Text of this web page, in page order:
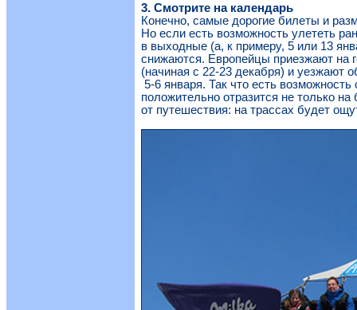
3. Смотрите на календарь
Конечно, самые дорогие билеты и
Но если есть возможность улететь
в выходные (а, к примеру, 5 или 13
снижаются. Европейцы приезжают на
(начиная с 22-23 декабря) и уезжают
5-6 января. Так что есть
положительно отразится не только
от путешествия: на трассах будет